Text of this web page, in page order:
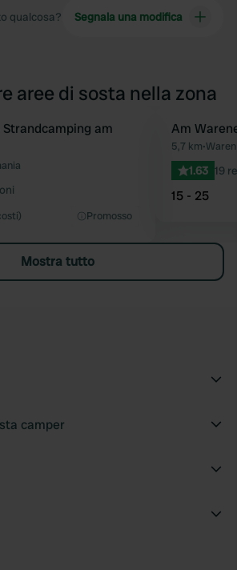
qualcosa? Segnala una modifica
aree di sosta nella zona
Preferito
am
Promosso
Am
5,7 km•
1.63 19
15 - 25
Mostra tutto
camper